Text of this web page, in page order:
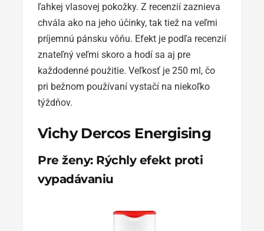
ľahkej vlasovej pokožky. Z recenzií zaznieva
chvála ako na jeho účinky, tak tiež na veľmi
príjemnú pánsku vôňu. Efekt je podľa recenzií
znateľný veľmi skoro a hodí sa aj pre
každodenné použitie. Veľkosť je 250 ml, čo
pri bežnom používaní vystačí na niekoľko
týždňov.
Vichy Dercos Energising
Pre ženy: Rýchly efekt proti
vypadávaniu